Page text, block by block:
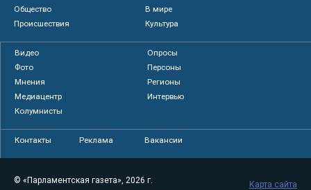
Общество
В мире
Происшествия
Культура
Видео
Опросы
Фото
Персоны
Мнения
Регионы
Медиацентр
Интервью
Колумнисты
Контакты Реклама Вакансии
© «Парламентская газета», 2026 г.
Карта сайта